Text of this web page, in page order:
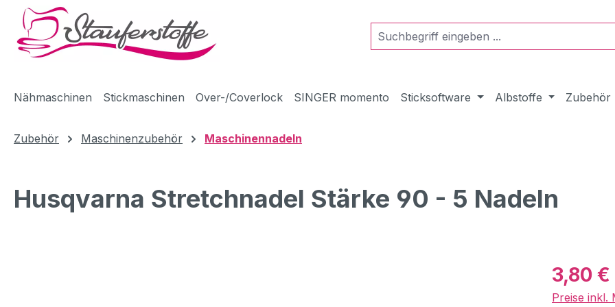
Hauptinhalt springen
Zur Suche springen
Zur Hauptnavigation springen
Nähmaschinen Stickmaschinen Over-/Coverlock SINGER momento Sticksoftware Albstoffe Zubehör
Zubehör Maschinenzubehör Maschinennadeln
Husqvarna Stretchnadel Stärke 90 - 5 Nadeln
3,80 €
Preise inkl.